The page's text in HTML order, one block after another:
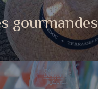
gourmandes